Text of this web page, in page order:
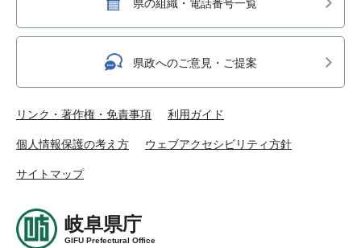
県の組織・電話番号一覧
県政へのご意見・ご提案
リンク・著作権・免責事項 利用ガイド
個人情報保護の考え方 ウェブアクセシビリティ方針
サイトマップ
岐阜県庁
GIFU Prefectural Office